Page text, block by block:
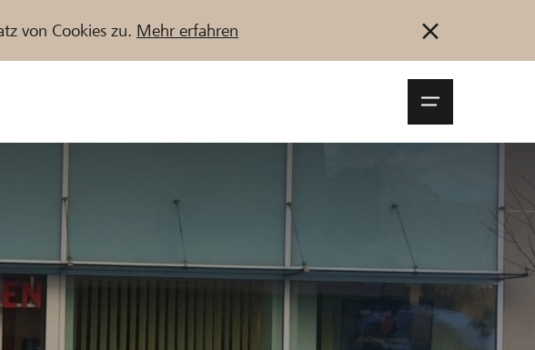
von Cookies zu. Mehr erfahren
Jetzt starten